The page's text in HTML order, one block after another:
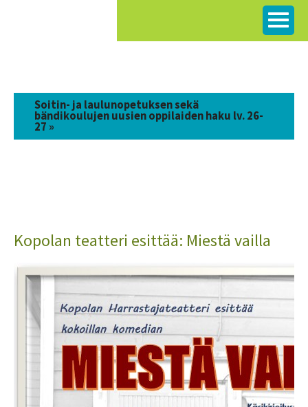
Soitin- ja laulunopetuksen sekä
bändikoulujen uusien oppilaiden haku lv. 26-
27 »
Kopolan teatteri esittää: Miestä vailla